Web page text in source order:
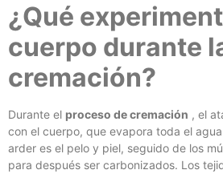
¿Qué
cuerpo durante
cremación?
Durante el proceso de cremación , el
con el cuerpo, que evapora toda el
arder es el pelo y piel, seguido de los
para después ser carbonizados. Los